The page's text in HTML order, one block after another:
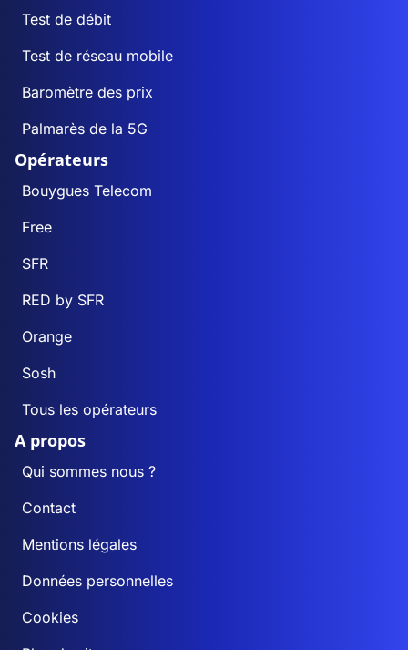
Test de débit
Test de réseau mobile
Baromètre des prix
Palmarès de la 5G
Opérateurs
Bouygues Telecom
Free
SFR
RED by SFR
Orange
Sosh
Tous les opérateurs
A propos
Qui sommes nous ?
Contact
Mentions légales
Données personnelles
Cookies